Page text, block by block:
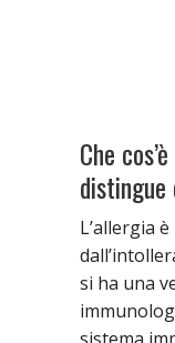
Che
distingue
L’allergia
si ha una